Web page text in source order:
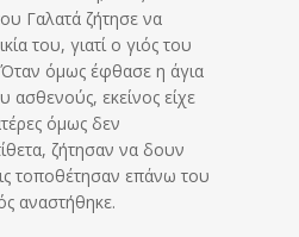
Γαλατά ζήτησε να
του, γιατί ο γιός του
όμως έφθασε η άγια
ασθενούς, εκείνος είχε
όμως δεν
ζήτησαν να δουν
τοποθέτησαν επάνω του
αναστήθηκε.